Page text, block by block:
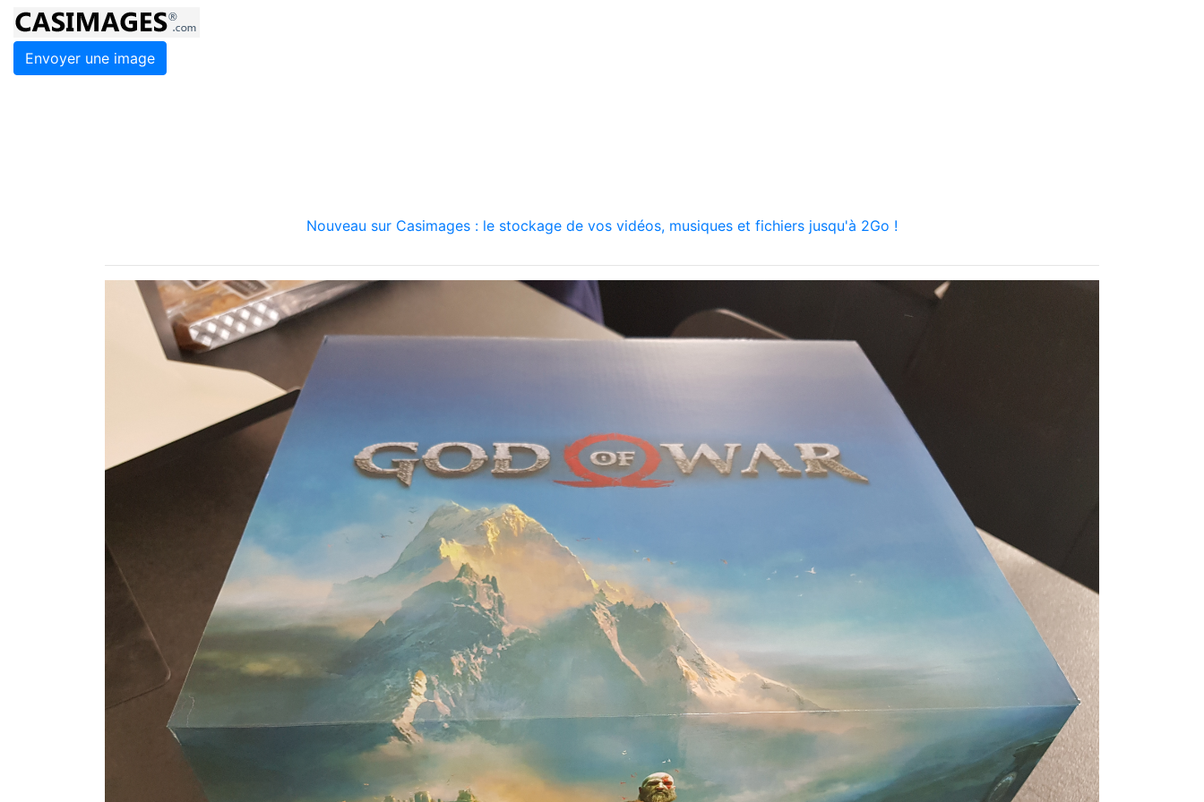
Envoyer une image
Nouveau sur Casimages : le stockage de vos vidéos, musiques et fichiers jusqu'à 2Go !